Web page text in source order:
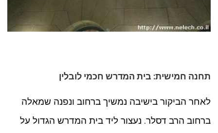
תחנה חמישית: בית המדרש חכמי לובלין
לאחר הביקור בישיבה נמשיך ברחוב ונפנה שמאלה
ברחוב הרב דסלר. נעצור ליד בית המדרש הגדול על